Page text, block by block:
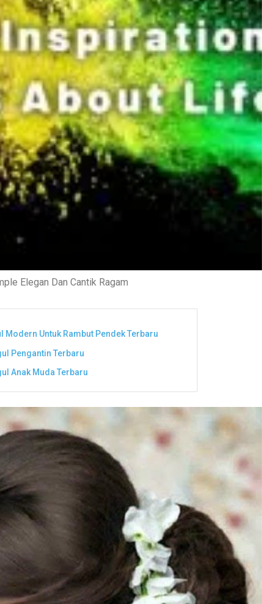
Elegan Dan Cantik Ragam
Modern Untuk Rambut Pendek Terbaru
Pengantin Terbaru
Anak Muda Terbaru